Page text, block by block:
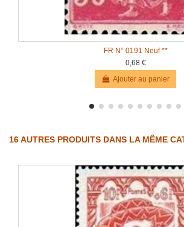
FR N° 0191 Neuf **
0,68 €
Ajouter au panier
16 AUTRES PRODUITS DANS LA MÊME